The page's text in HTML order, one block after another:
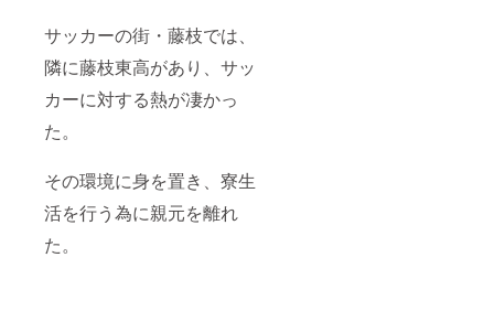
サッカーの街・藤枝では、
隣に藤枝東高があり、サッ
カーに対する熱が凄かっ
た。
その環境に身を置き、 寮生
活を行う為に親元を離れ
た。